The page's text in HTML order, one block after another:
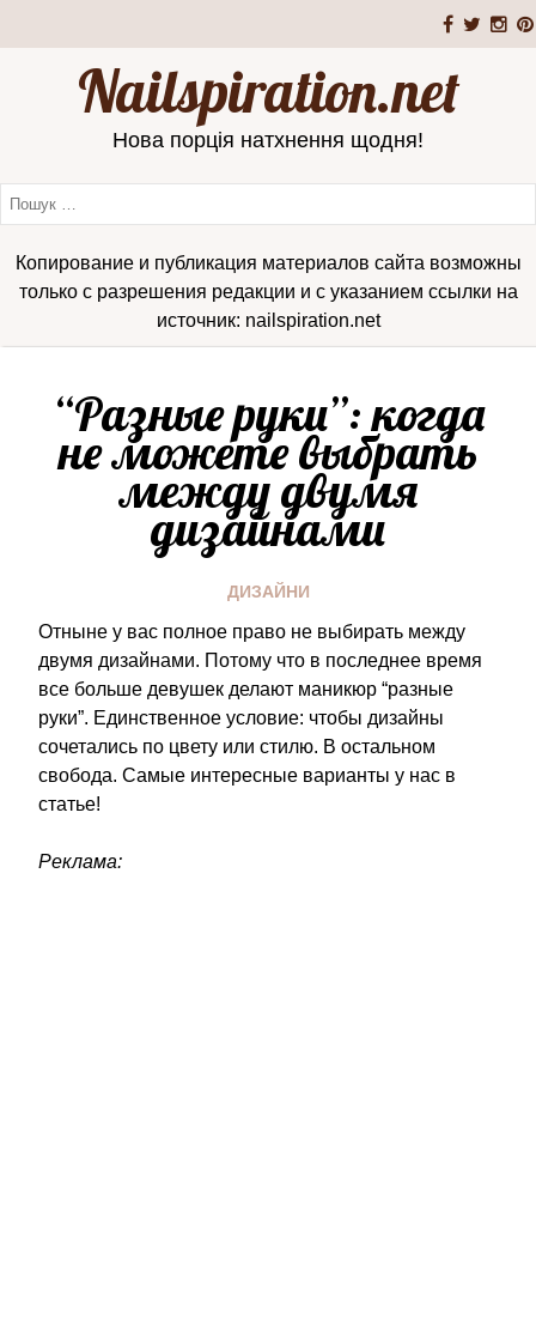
Nailspiration.net
Нова порція натхнення щодня!
Копирование и публикация материалов сайта возможны
только с разрешения редакции и с указанием ссылки на
источник: nailspiration.net
“Разные руки”: когда
не можете выбрать
между двумя
дизайнами
ДИЗАЙНИ
Отныне у вас полное право не выбирать между
двумя дизайнами. Потому что в последнее время
все больше девушек делают маникюр “разные
руки”. Единственное условие: чтобы дизайны
сочетались по цвету или стилю. В остальном
свобода. Самые интересные варианты у нас в
статье!
Реклама: